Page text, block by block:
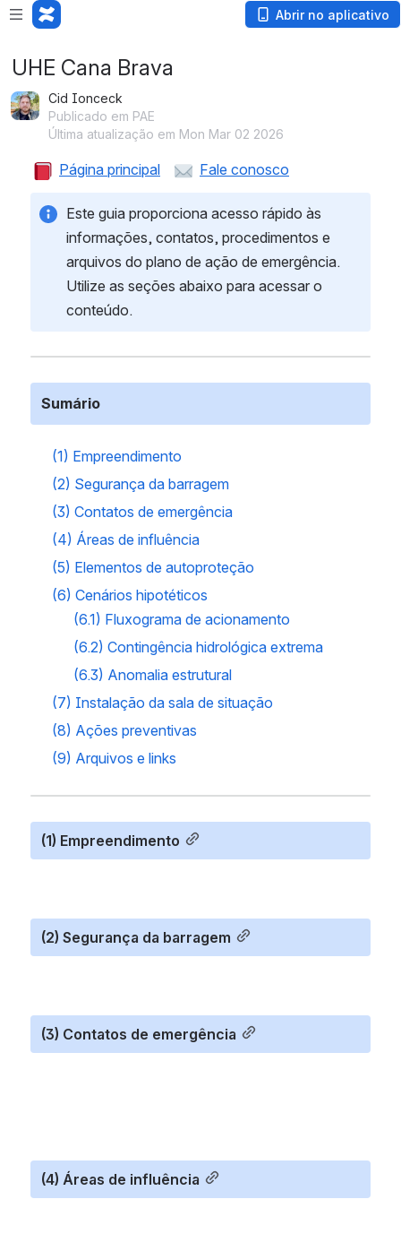
Abrir no aplicativo
UHE Cana Brava
Cid Ionceck
Publicado em PAE
Última atualização em Mon Mar 02 2026
Página principal Fale conosco
Este guia proporciona acesso rápido às
informações, contatos, procedimentos e
arquivos do plano de ação de emergência.
Utilize as seções abaixo para acessar o
conteúdo.
Sumário
(1) Empreendimento
(2) Segurança da barragem
(3) Contatos de emergência
(4) Áreas de influência
(5) Elementos de autoproteção
(6) Cenários hipotéticos
(6.1) Fluxograma de acionamento
(6.2) Contingência hidrológica extrema
(6.3) Anomalia estrutural
(7) Instalação da sala de situação
(8) Ações preventivas
(9) Arquivos e links
(1) Empreendimento
(2) Segurança da barragem
(3) Contatos de emergência
(4) Áreas de influência